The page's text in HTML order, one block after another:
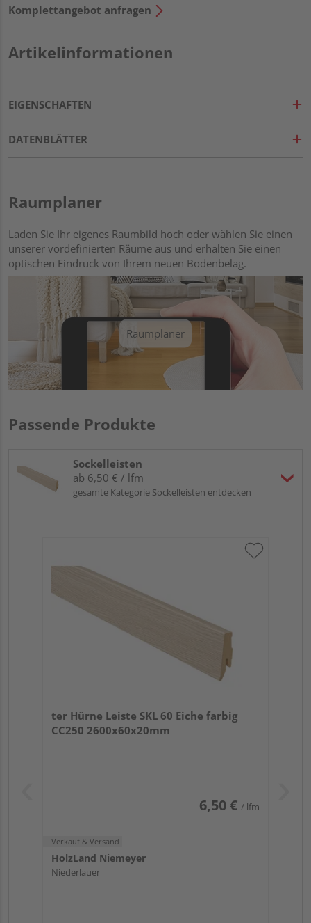
Komplettangebot anfragen
Artikelinformationen
EIGENSCHAFTEN
DATENBLÄTTER
Raumplaner
Laden Sie Ihr eigenes Raumbild hoch oder wählen Sie einen
unserer vordefinierten Räume aus und erhalten Sie einen
optischen Eindruck von Ihrem neuen Bodenbelag.
Raumplaner
Passende Produkte
Sockelleisten
ab 6,50 € / lfm
gesamte Kategorie Sockelleisten entdecken
ter Hürne Leiste SKL 60 Eiche farbig
CC250 2600x60x20mm
6,50 € / lfm
Verkauf & Versand
HolzLand Niemeyer
Niederlauer